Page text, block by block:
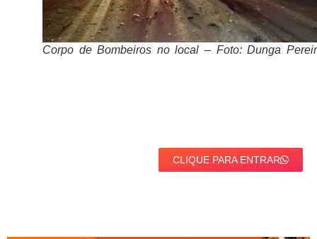
Corpo de Bombeiros no local – Foto: Dunga
CLIQUE PARA ENTRAR